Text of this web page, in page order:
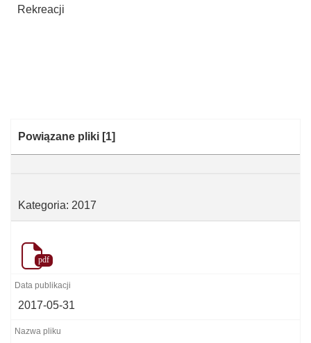
Rekreacji
Kategoria:
Powiązane pliki [1]
Kategoria: 2017
pdf
2017-05-31